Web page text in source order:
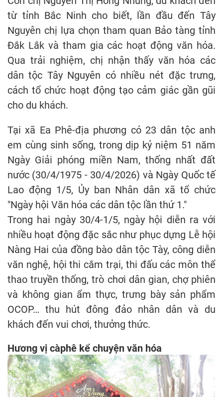
từ tỉnh Bắc Ninh cho biết, lần đầu đến Tây
Nguyên chị lựa chọn tham quan Bảo tàng tỉnh
Đắk Lắk và tham gia các hoạt động văn hóa.
Qua trải nghiệm, chị nhận thấy văn hóa các
dân tộc Tây Nguyên có nhiều nét đặc trưng,
cách tổ chức hoạt động tạo cảm giác gần gũi
cho du khách.
Tại xã Ea Phê-địa phương có 23 dân tộc anh
em cùng sinh sống, trong dịp kỷ niệm 51 năm
Ngày Giải phóng miền Nam, thống nhất đất
nước (30/4/1975 - 30/4/2026) và Ngày Quốc tế
Lao động 1/5, Ủy ban Nhân dân xã tổ chức
"Ngày hội Văn hóa các dân tộc lần thứ 1."
Trong hai ngày 30/4-1/5, ngày hội diễn ra với
nhiều hoạt động đặc sắc như phục dựng Lễ hội
Nàng Hai của đồng bào dân tộc Tày, công diễn
văn nghệ, hội thi cắm trại, thi đấu các môn thể
thao truyền thống, trò chơi dân gian, chợ phiên
và không gian ẩm thực, trưng bày sản phẩm
OCOP… thu hút đông đảo nhân dân và du
khách đến vui chơi, thưởng thức.
Hương vị càphê kể chuyện văn hóa